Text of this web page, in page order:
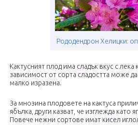
Рододендрон Хелицки:
Кактусният плод има сладък вкус с лека
зависимост от сорта сладостта може
малко изразена.
За мнозина плодовете на кактуса
ябълка, други казват, че изглежда като
Повече нежни сортове имат кисел